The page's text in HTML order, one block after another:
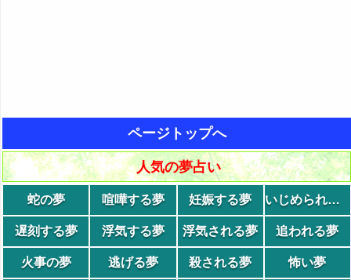
ページトップへ
人気の夢占い
蛇の夢 喧嘩する夢 妊娠する夢 いじめられる夢
遅刻する夢 浮気する夢 浮気される夢 追われる夢
火事の夢 逃げる夢 殺される夢 怖い夢